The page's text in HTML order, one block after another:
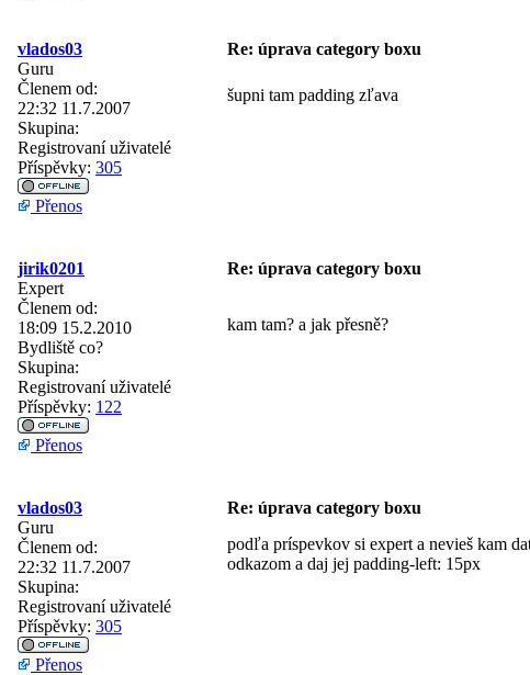
vlados03 Re: úprava category boxu
Guru
Členem od:
22:32 11.7.2007
Skupina:
Registrovaní uživatelé
Příspěvky: 305
šupni tam padding zľava
Přenos
jirik0201 Re: úprava category boxu
Expert
Členem od:
18:09 15.2.2010
Bydliště co?
Skupina:
Registrovaní uživatelé
Příspěvky: 122
kam tam? a jak přesně?
Přenos
vlados03 Re: úprava category boxu
Guru
Členem od:
22:32 11.7.2007
Skupina:
Registrovaní uživatelé
Příspěvky: 305
podľa príspevkov si expert a nevieš kam
odkazom a daj jej padding-left: 15px
Přenos